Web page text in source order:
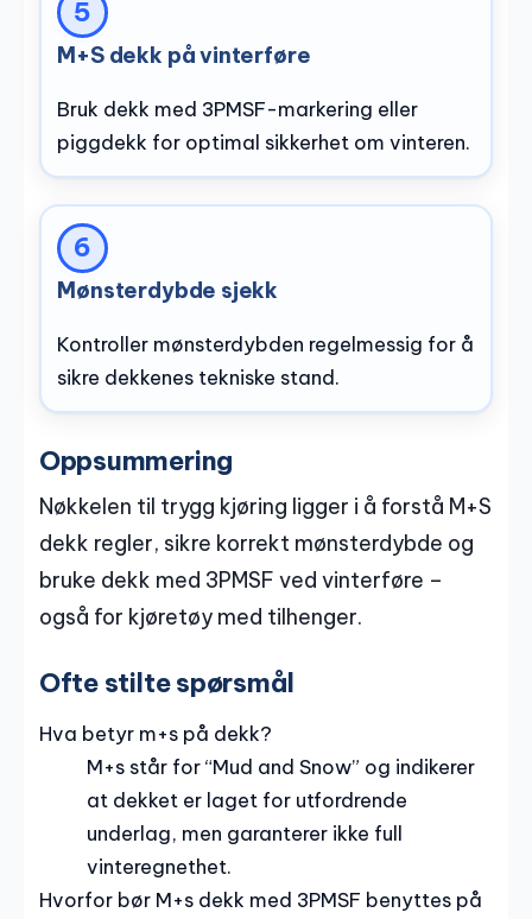
M+S dekk på vinterføre
Bruk dekk med 3PMSF-markering eller
piggdekk for optimal sikkerhet om vinteren.
Mønsterdybde sjekk
Kontroller mønsterdybden regelmessig for å
sikre dekkenes tekniske stand.
Oppsummering
Nøkkelen til trygg kjøring ligger i å forstå M+S
dekk regler, sikre korrekt mønsterdybde og
bruke dekk med 3PMSF ved vinterføre –
også for kjøretøy med tilhenger.
Ofte stilte spørsmål
Hva betyr m+s på dekk?
M+s står for “Mud and Snow” og indikerer
at dekket er laget for utfordrende
underlag, men garanterer ikke full
vinteregnethet.
Hvorfor bør M+s dekk med 3PMSF benyttes på